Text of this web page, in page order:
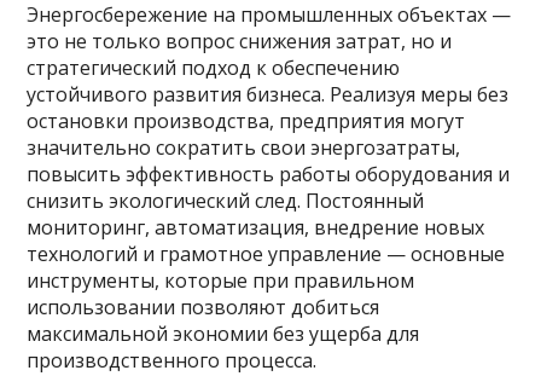
Энергосбережение на промышленных объектах —
это не только вопрос снижения затрат, но и
стратегический подход к обеспечению
устойчивого развития бизнеса. Реализуя меры без
остановки производства, предприятия могут
значительно сократить свои энергозатраты,
повысить эффективность работы оборудования и
снизить экологический след. Постоянный
мониторинг, автоматизация, внедрение новых
технологий и грамотное управление — основные
инструменты, которые при правильном
использовании позволяют добиться
максимальной экономии без ущерба для
производственного процесса.